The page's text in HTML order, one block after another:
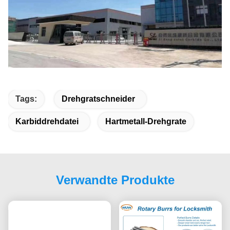
Tags: Drehgratschneider
Karbiddrehdatei Hartmetall-Drehgrate
Verwandte Produkte